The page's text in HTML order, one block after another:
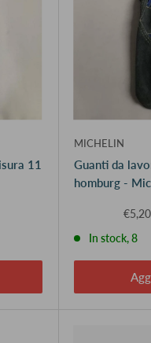
11
MICHELIN
Guanti da
homburg -
In stock, 8